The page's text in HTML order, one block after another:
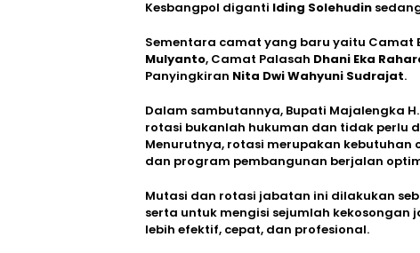
Kesbangpol diganti Iding Solehudin
Sementara camat yang baru yaitu Camat
Mulyanto, Camat Palasah Dhani Eka
Panyingkiran Nita Dwi Wahyuni Sudrajat.
Dalam sambutannya, Bupati Majalengka
rotasi bukanlah hukuman dan tidak perlu
Menurutnya, rotasi merupakan
dan program pembangunan berjalan
Mutasi dan rotasi jabatan ini dilakukan
serta untuk mengisi sejumlah
lebih efektif, cepat, dan profesional.